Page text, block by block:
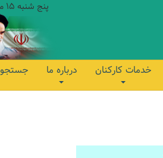
پنج شنبه 15 مرداد سال 1405
خدمات کارکنان درباره ما جستجو